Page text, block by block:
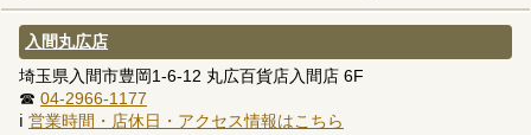
入間丸広店
埼玉県入間市豊岡1-6-12 丸広百貨店入間店 6F
☎ 04-2966-1177
ℹ 営業時間・店休日・アクセス情報はこちら